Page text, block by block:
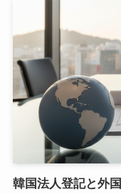
韓国法人登記と外